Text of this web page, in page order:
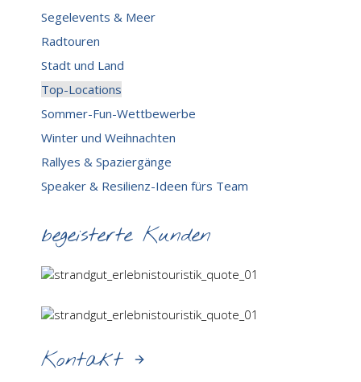
Segelevents & Meer
Radtouren
Stadt und Land
Top-Locations
Sommer-Fun-Wettbewerbe
Winter und Weihnachten
Rallyes & Spaziergänge
Speaker & Resilienz-Ideen fürs Team
begeisterte Kunden
Kontakt